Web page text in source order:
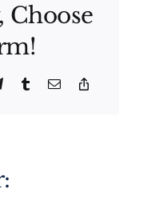
Choose
TelegramTumblrEmail